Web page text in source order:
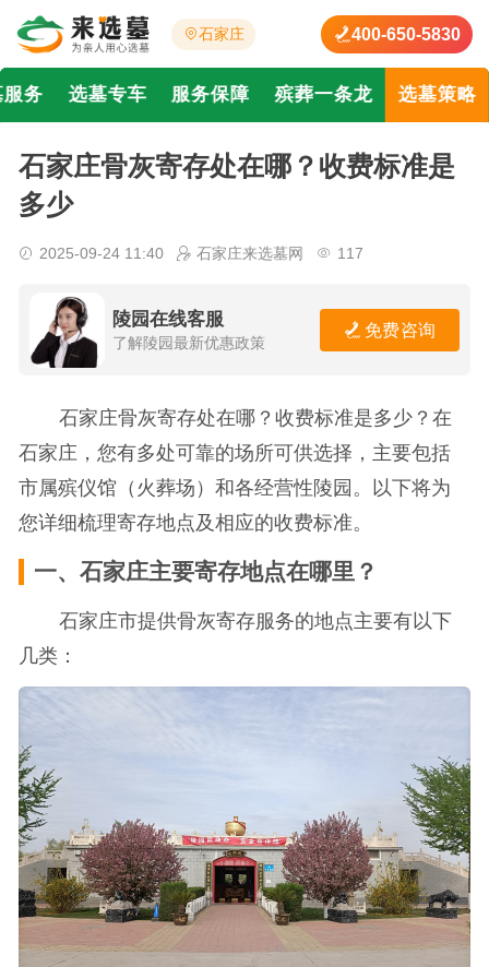
石家庄 400-650-5830
务 选墓专车 服务保障 殡葬一条龙 选墓策略
石家庄骨灰寄存处在哪？收费标准是
多少
2025-09-24 11:40 石家庄来选墓网 117
陵园在线客服
了解陵园最新优惠政策
免费咨询
石家庄骨灰寄存处在哪？收费标准是多少？在
石家庄，您有多处可靠的场所可供选择，主要包括
市属殡仪馆（火葬场）和各经营性陵园。以下将为
您详细梳理寄存地点及相应的收费标准。
一、石家庄主要寄存地点在哪里？
石家庄市提供骨灰寄存服务的地点主要有以下
几类：